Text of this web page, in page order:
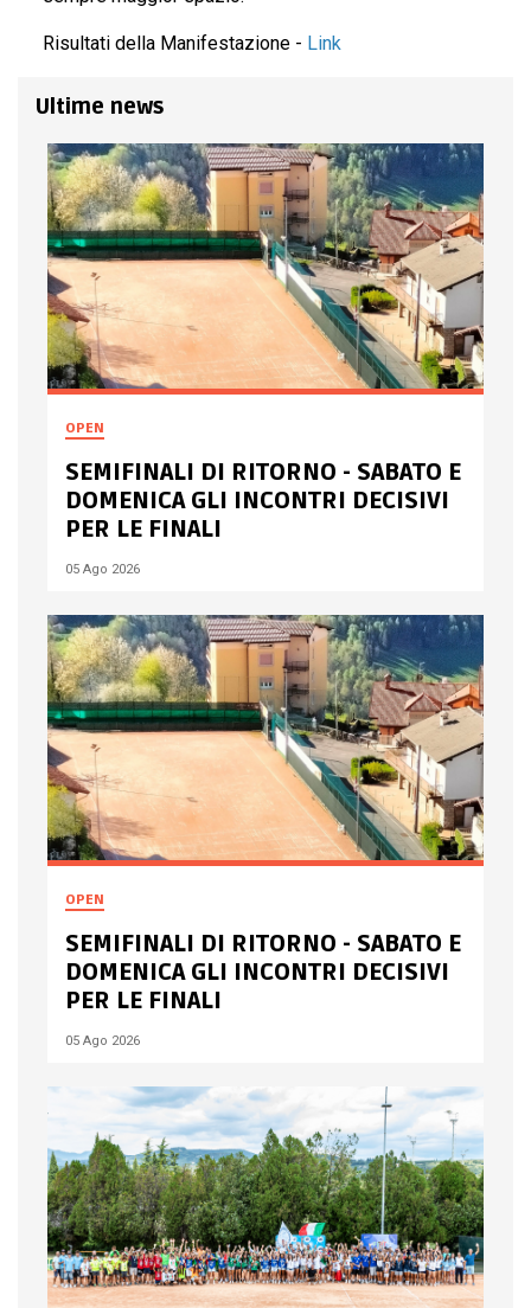
Risultati della Manifestazione - Link
Ultime news
OPEN
SEMIFINALI DI RITORNO - SABATO E
DOMENICA GLI INCONTRI DECISIVI
PER LE FINALI
05 Ago 2026
OPEN
SEMIFINALI DI RITORNO - SABATO E
DOMENICA GLI INCONTRI DECISIVI
PER LE FINALI
05 Ago 2026